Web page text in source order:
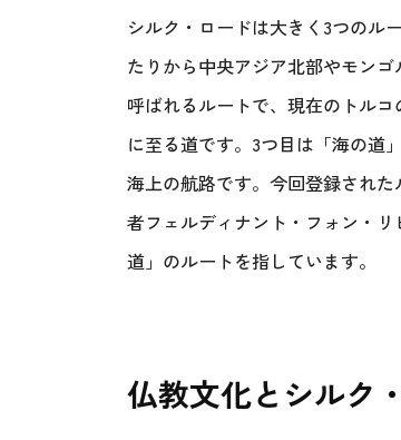
シルク・ロードは大きく3つのル
たりから中央アジア北部やモン
呼ばれるルートで、現在のトル
に至る道です。3つ目は「海の道
海上の航路です。今回登録され
者フェルディナント・フォン・
道」のルートを指しています。
仏教文化とシルク